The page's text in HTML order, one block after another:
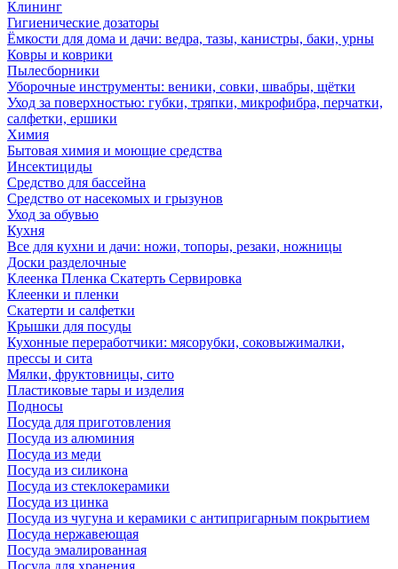
Клининг
Гигиенические дозаторы
Ёмкости для дома и дачи: ведра, тазы, канистры, баки, урны
Ковры и коврики
Пылесборники
Уборочные инструменты: веники, совки, швабры, щётки
Уход за поверхностью: губки, тряпки, микрофибра, перчатки,
салфетки, ершики
Химия
Бытовая химия и моющие средства
Инсектициды
Средство для бассейна
Средство от насекомых и грызунов
Уход за обувью
Кухня
Все для кухни и дачи: ножи, топоры, резаки, ножницы
Доски разделочные
Клеенка Пленка Скатерть Сервировка
Клеенки и пленки
Скатерти и салфетки
Крышки для посуды
Кухонные переработчики: мясорубки, соковыжималки,
прессы и сита
Мялки, фруктовницы, сито
Пластиковые тары и изделия
Подносы
Посуда для приготовления
Посуда из алюминия
Посуда из меди
Посуда из силикона
Посуда из стеклокерамики
Посуда из цинка
Посуда из чугуна и керамики с антипригарным покрытием
Посуда нержавеющая
Посуда эмалированная
Посуда для хранения